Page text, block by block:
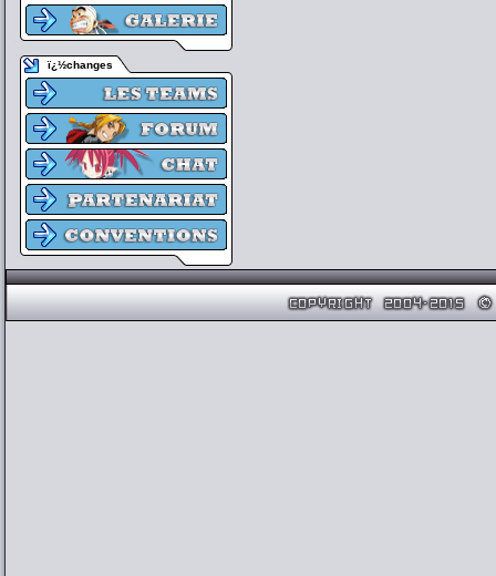
ï¿½changes